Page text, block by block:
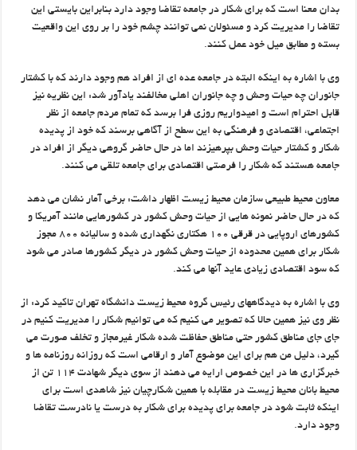
بدان معنا است که براي شکار در جامعه تقاضا وجود دارد بنابراين بايستي اين
تقاضا را مديريت کرد و مسئولان نمي توانند چشم خود را بر روي اين واقعيت
بسته و مطابق ميل خود عمل کنند.
وي با اشاره به اينکه البته در جامعه عده اي از افراد هم وجود دارند که با کشتار
جانوران چه حيات وحش و چه جانوران اهلي مخالفند يادآور شد: اين نظريه نيز
قابل احترام است و اميدواريم روزي فرا برسد که تمام مردم جامعه از نظر
اجتماعي، اقتصادي و فرهنگي به اين سطح از آگاهي برسند که خود از پديده
شکار و کشتار حيات وحش بپرهيزند اما در حال حاضر گروهي ديگر از افراد در
جامعه هستند که شکار را فرصتي اقتصادي براي جامعه تلقي مي کنند.
معاون محيط طبيعي سازمان محيط زيست اظهار داشت: برخي آمار نشان مي دهد
که در حال حاضر نمونه هايي از حيات وحش کشور در کشورهايي مانند آمريکا و
کشورهاي اروپايي در قرقي ۱۰۰ هکتاري نگهداري شده و ساليانه ۸۰۰ مجوز
شکار براي همين محدوده از حيات وحش کشور در ديگر کشورها صادر مي شود
که سود اقتصادي زيادي عايد آنها مي کند.
وي با اشاره به ديدگاههاي رئيس گروه محيط زيست دانشگاه تهران تاکيد کرد: از
نظر وي نيز همين حالا که تصوير مي کنيم که مي توانيم شکار را مديريت کنيم در
جاي جاي مناطق کشور حتي مناطق حفاظت شده شکار غيرمجاز و تخلف صورت مي
گيرد، دليل من هم براي اين موضوع آمار و ارقامي است که روزانه روزنامه ها و
خبرگزاري ها در اين خصوص ارايه مي دهند از سوي ديگر شهادت ۱۱۴ تن از
محيط بانان محيط زيست در مقابله با همين شکارچيان نيز شاهدي است براي
اينکه ثابت شود در جامعه براي پديده براي شکار به درست يا نادرست تقاضا
وجود دارد.